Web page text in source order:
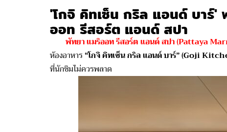
'โกจิ คิทเซ็น กริล แอนด์ บาร์'
ออท รีสอร์ต แอนด์ สปา
พัทยา แมริออท รีสอร์ต แอนด์ สปา (Pattaya
ห้องอาหาร“โกจิ คิทเซ็น กริล แอนด์ บาร์” (Goji
ที่นักชิมไม่ควรพลาด